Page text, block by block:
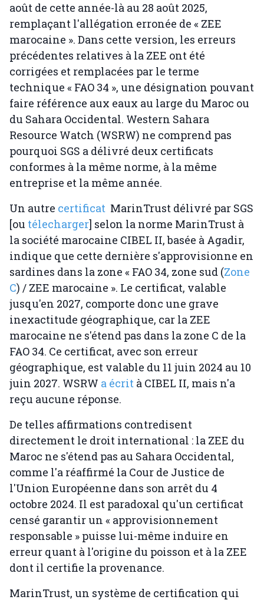
août de cette année-là au 28 août 2025,
remplaçant l'allégation erronée de « ZEE
marocaine ». Dans cette version, les erreurs
précédentes relatives à la ZEE ont été
corrigées et remplacées par le terme
technique « FAO 34 », une désignation pouvant
faire référence aux eaux au large du Maroc ou
du Sahara Occidental. Western Sahara
Resource Watch (WSRW) ne comprend pas
pourquoi SGS a délivré deux certificats
conformes à la même norme, à la même
entreprise et la même année.
Un autre certificat MarinTrust délivré par SGS
[ou télecharger] selon la norme MarinTrust à
la société marocaine CIBEL II, basée à Agadir,
indique que cette dernière s'approvisionne en
sardines dans la zone « FAO 34, zone sud (Zone
C) / ZEE marocaine ». Le certificat, valable
jusqu'en 2027, comporte donc une grave
inexactitude géographique, car la ZEE
marocaine ne s'étend pas dans la zone C de la
FAO 34. Ce certificat, avec son erreur
géographique, est valable du 11 juin 2024 au 10
juin 2027. WSRW a écrit à CIBEL II, mais n'a
reçu aucune réponse.
De telles affirmations contredisent
directement le droit international : la ZEE du
Maroc ne s'étend pas au Sahara Occidental,
comme l'a réaffirmé la Cour de Justice de
l'Union Européenne dans son arrêt du 4
octobre 2024. Il est paradoxal qu'un certificat
censé garantir un « approvisionnement
responsable » puisse lui-même induire en
erreur quant à l'origine du poisson et à la ZEE
dont il certifie la provenance.
MarinTrust, un système de certification qui